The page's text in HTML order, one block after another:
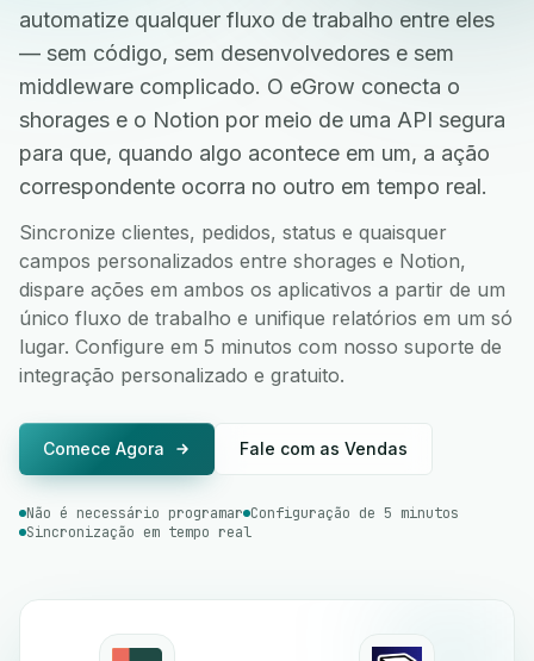
automatize qualquer fluxo de trabalho entre eles
— sem código, sem desenvolvedores e sem
middleware complicado. O eGrow conecta o
shorages e o Notion por meio de uma API segura
para que, quando algo acontece em um, a ação
correspondente ocorra no outro em tempo real.
Sincronize clientes, pedidos, status e quaisquer
campos personalizados entre shorages e Notion,
dispare ações em ambos os aplicativos a partir de um
único fluxo de trabalho e unifique relatórios em um só
lugar. Configure em 5 minutos com nosso suporte de
integração personalizado e gratuito.
Comece Agora Fale com as Vendas
Não é necessário programar Configuração de 5 minutos
Sincronização em tempo real